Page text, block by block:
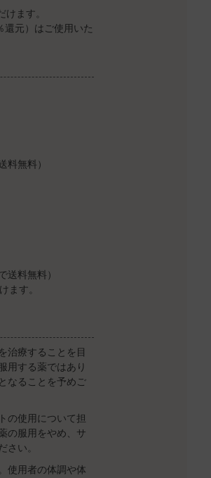
ます。
元）はご使用いた
料無料）
送料無料）
ます。
治療することを目
用する薬ではあり
なることを予めご
の使用について担
の服用をやめ、サ
さい。
使用者の体調や体